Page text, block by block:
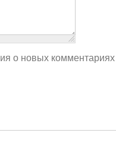
о новых комментариях